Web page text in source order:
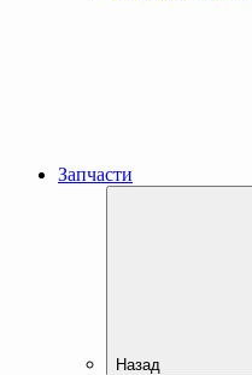
Запчасти
Назад